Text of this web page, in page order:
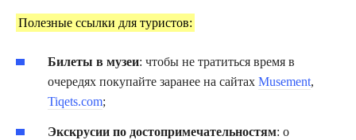
Полезные ссылки для туристов:
Билеты в музеи: чтобы не тратиться время в
очередях покупайте заранее на сайтах Musement,
Tiqets.com;
Экскрусии по достопримечательностям: о